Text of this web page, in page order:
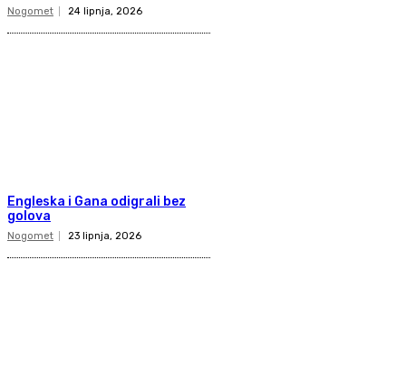
Nogomet 24 lipnja, 2026
Engleska i Gana odigrali bez
golova
Nogomet 23 lipnja, 2026